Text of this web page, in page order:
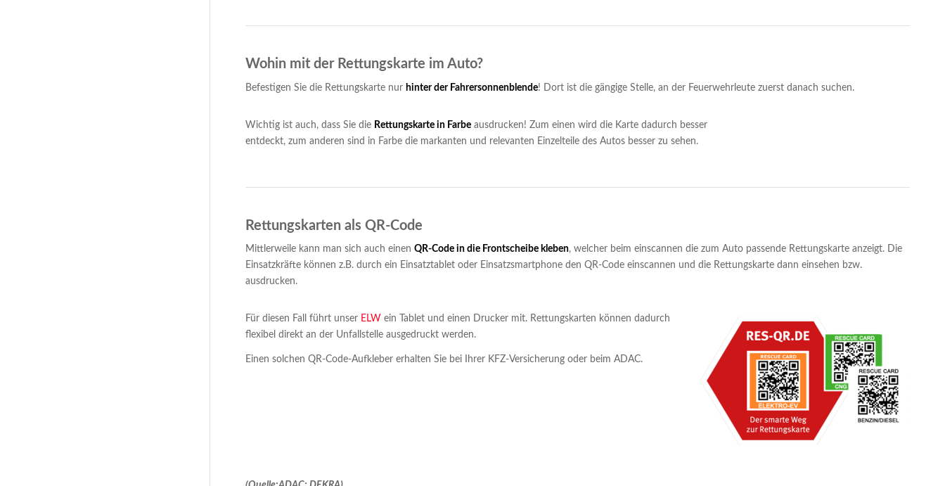
Wohin mit der Rettungskarte im Auto?
Befestigen Sie die Rettungskarte nur hinter der Fahrersonnenblende! Dort ist die gängige Stelle, an der Feuerwehrleute zuerst danach suchen.
Wichtig ist auch, dass Sie die Rettungskarte in Farbeausdrucken! Zum einen wird die Karte dadurch besser
entdeckt, zum anderen sind in Farbe die markanten und relevanten Einzelteile des Autos besser zu sehen.
Rettungskarten als QR-Code
Mittlerweile kann man sich auch einen QR-Code in die Frontscheibe kleben, welcher beim einscannen die zum Auto passende Rettungskarte anzeigt. Die
Einsatzkräfte können z.B. durch ein Einsatztablet oder Einsatzsmartphone den QR-Code einscannen und die Rettungskarte dann einsehen bzw.
ausdrucken.
Für diesen Fall führt unser ELW ein Tablet und einen Drucker mit. Rettungskarten können dadurch
flexibel direkt an der Unfallstelle ausgedruckt werden.
Einen solchen QR-Code-Aufkleber erhalten Sie bei Ihrer KFZ-Versicherung oder beim ADAC.